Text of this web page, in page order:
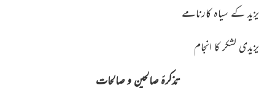
یزید کے سیاہ کارنامے
یزیدی لشکر کا انجام
تذکرۂ صالحین و صالحات